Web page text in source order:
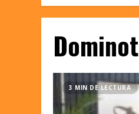
Dominot
3 MIN DE LECTURA